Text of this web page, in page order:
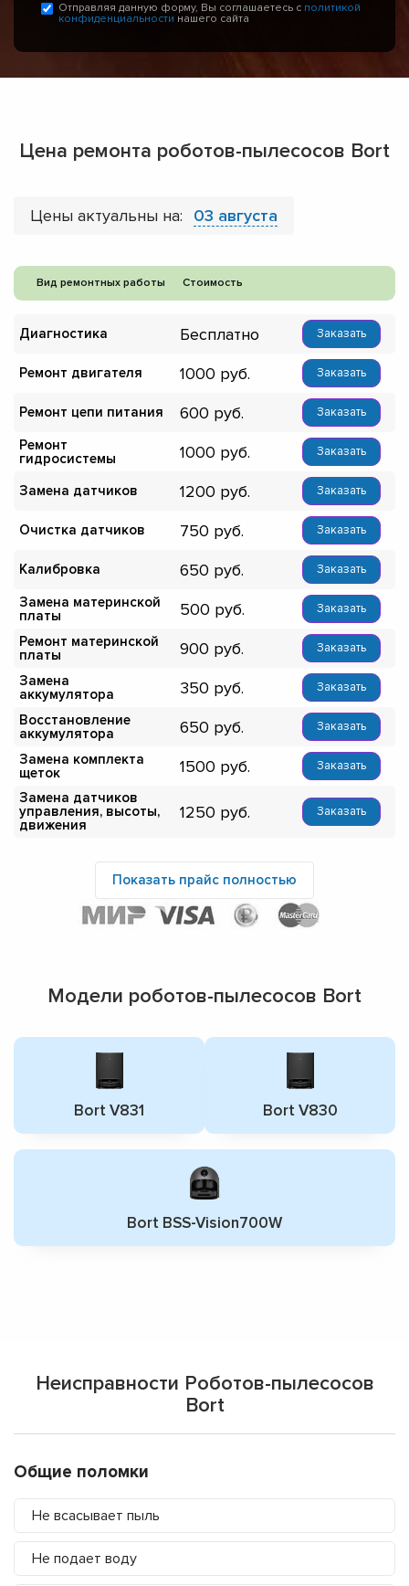
Отправляя данную форму, Вы соглашаетесь с политикой
конфиденциальности нашего сайта
Цена ремонта роботов-пылесосов Bort
Цены актуальны на: 03 августа
Вид ремонтных работы Стоимость
Диагностика Бесплатно Заказать
Ремонт двигателя 1000 Заказать
Ремонт цепи питания 600 Заказать
Ремонт
гидросистемы
1000 Заказать
Замена датчиков 1200 Заказать
Очистка датчиков 750 Заказать
Калибровка 650 Заказать
Замена материнской
платы
500 Заказать
Ремонт материнской
платы
900 Заказать
Замена
аккумулятора
350 Заказать
Восстановление
аккумулятора
650 Заказать
Замена комплекта
щеток
1500 Заказать
Замена датчиков
управления, высоты,
движения
1250 Заказать
Показать прайс полностью
Модели роботов-пылесосов Bort
Bort V831 Bort V830
Bort BSS-Vision700W
Неисправности Роботов-пылесосов
Bort
Общие поломки
Не всасывает пыль
Не подает воду